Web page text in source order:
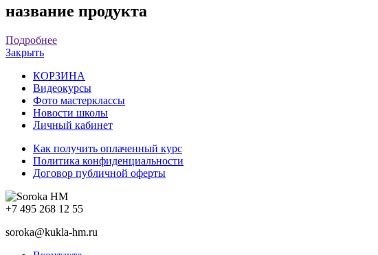
название продукта
Подробнее
Закрыть
КОРЗИНА
Видеокурсы
Фото мастерклассы
Новости школы
Личный кабинет
Как получить оплаченный курс
Политика конфиденциальности
Договор публичной оферты
+7 495 268 12 55
soroka@kukla-hm.ru